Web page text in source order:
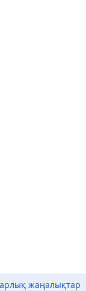
жаңалықтар